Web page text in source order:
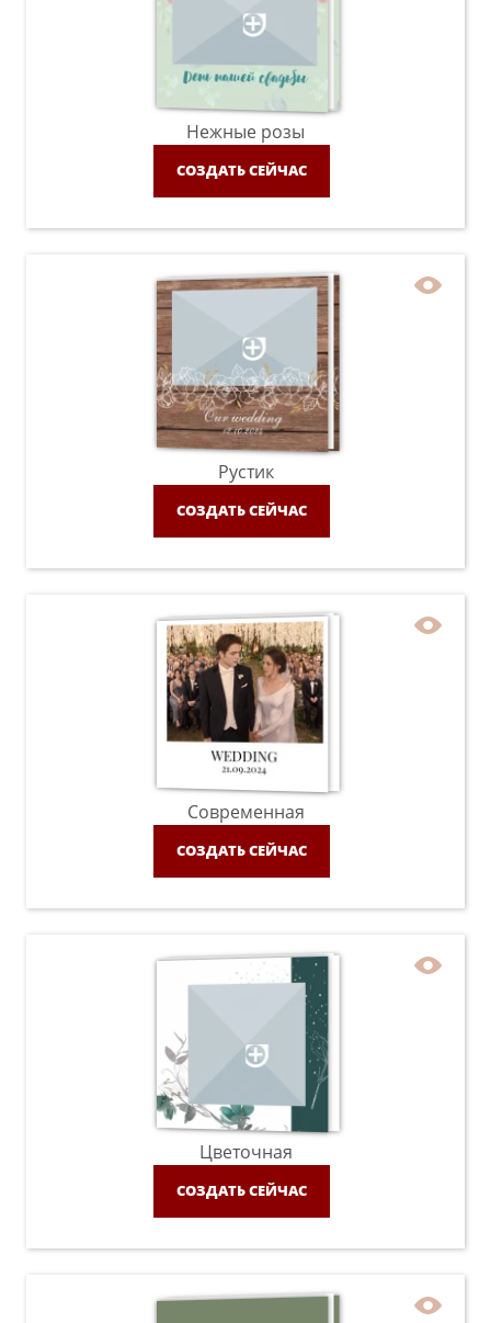
Нежные розы
СОЗДАТЬ СЕЙЧАС
Рустик
СОЗДАТЬ СЕЙЧАС
Современная
СОЗДАТЬ СЕЙЧАС
Цветочная
СОЗДАТЬ СЕЙЧАС